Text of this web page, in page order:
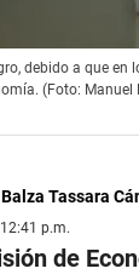
debido a que
(Foto: Manuel
Tassara
p.m.
de